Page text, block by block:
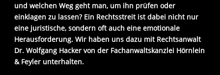
und welchen Weg geht man, um ihn prüfen oder
einklagen zu lassen? Ein Rechtsstreit ist dabei nicht nur
eine juristische, sondern oft auch eine emotionale
Herausforderung. Wir haben uns dazu mit Rechtsanwalt
Dr. Wolfgang Hacker von der Fachanwaltskanzlei Hörnlein
& Feyler unterhalten.